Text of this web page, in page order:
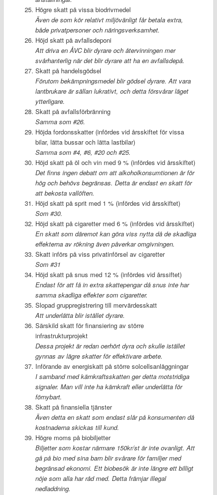
Högre skatt på vissa biodrivmedel
Även de som kör relativt miljövänligt får betala extra,
både privatpersoner och näringsverksamhet.
Höjd skatt på avfallsdeponi
Att driva en ÅVC blir dyrare och återvinningen mer
svårhanterlig när det blir dyrare att ha en avfallsdepå.
Skatt på handelsgödsel
Förutom bekämpningsmedel blir gödsel dyrare. Att vara
lantbrukare är sällan lukrativt, och detta försvårar läget
ytterligare.
Skatt på avfallsförbränning
Samma som #26.
Höjda fordonsskatter (infördes vid årsskiftet för vissa
bilar, lätta bussar och lätta lastbilar)
Samma som #4, #6, #20 och #25.
Höjd skatt på öl och vin med 9 % (infördes vid årsskiftet)
Det finns ingen debatt om att alkoholkonsumtionen är för
hög och behövs begränsas. Detta är endast en skatt för
att bekosta vallöften.
Höjd skatt på sprit med 1 % (infördes vid årsskiftet)
Som #30.
Höjd skatt på cigaretter med 6 % (infördes vid årsskiftet)
En skatt som däremot kan göra viss nytta då de skadliga
effekterna av rökning även påverkar omgivningen.
Skatt införs på viss privatinförsel av cigaretter
Som #31
Höjd skatt på snus med 12 % (infördes vid årssiftet)
Endast för att få in extra skattepengar då snus inte har
samma skadliga effekter som cigaretter.
Slopad gruppregistrering till mervärdesskatt
Att underlätta blir istället dyrare.
Särskild skatt för finansiering av större
infrastrukturprojekt
Dessa projekt är redan oerhört dyra och skulle istället
gynnas av lägre skatter för effektivare arbete.
Införande av energiskatt på större solcellsanläggningar
I samband med kärnkraftsskatten ger detta motstridiga
signaler. Man vill inte ha kärnkraft eller underlätta för
förnybart.
Skatt på finansiella tjänster
Även detta en skatt som endast slår på konsumenten då
kostnaderna skickas till kund.
Högre moms på biobiljetter
Biljetter som kostar närmare 150kr/st är inte ovanligt. Att
gå på bio med sina barn blir svårare för familjer med
begränsad ekonomi. Ett biobesök är inte längre ett billigt
nöje som alla har råd med. Detta främjar illegal
nedladdning.